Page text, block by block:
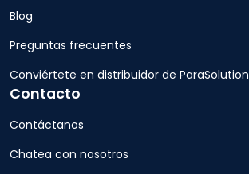
Blog
Preguntas frecuentes
Conviértete en distribuidor de ParaSolution
Contacto
Contáctanos
Chatea con nosotros